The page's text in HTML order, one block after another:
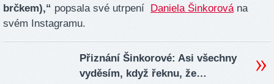
brčkem),“ popsala své utrpení Daniela Šinkorována
svém Instagramu.
Přiznání Šinkorové: Asi všechny
vyděsím, když řeknu, že…